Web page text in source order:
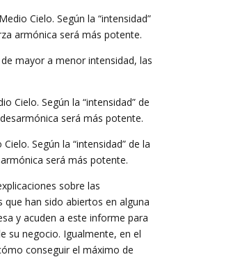
Cielo. Según la “intensidad”
armónica será más potente.
mayor a menor intensidad, las
Cielo. Según la “intensidad” de
será más potente.
Según la “intensidad” de la
será más potente.
sobre las
que han sido abiertos en alguna
y acuden a este informe para
su negocio. Igualmente, en el
conseguir el máximo de